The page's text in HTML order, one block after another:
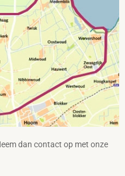
dan contact op met onze